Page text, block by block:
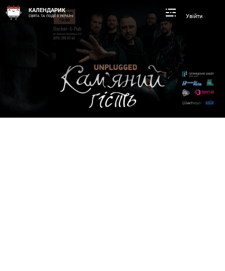
КАЛЕНДАРИК
СВЯТА ТА ПОДІЇ В УКРАЇНІ Увійти